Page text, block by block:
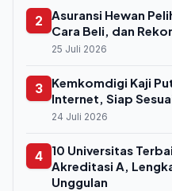
2
Asuransi Hewan
Cara Beli, dan
25 Juli 2026
3
Kemkomdigi Kaji
Internet, Siap
24 Juli 2026
4
10 Universitas
Akreditasi A,
Unggulan